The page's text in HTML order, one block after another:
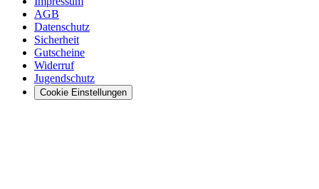
AGB
Datenschutz
Sicherheit
Gutscheine
Widerruf
Jugendschutz
Cookie Einstellungen